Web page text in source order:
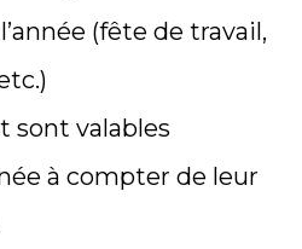
(fête de travail,
sont valables
à compter de leur